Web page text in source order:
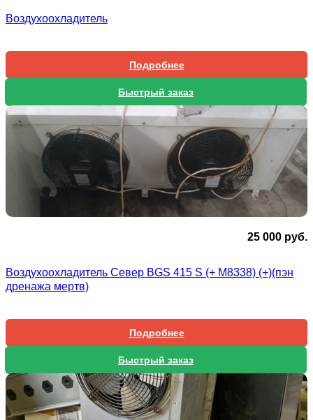
Воздухоохладитель
Подробнее
Быстрый заказ
25 000 руб.
Воздухоохладитель Север BGS 415 S (+ М8338) (+)(пэн
дренажа мертв)
Подробнее
Быстрый заказ